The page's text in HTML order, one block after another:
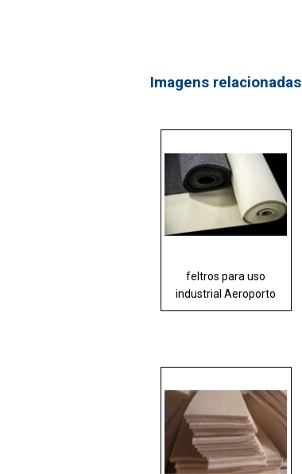
Imagens relacionadas
feltros para uso
industrial Aeroporto